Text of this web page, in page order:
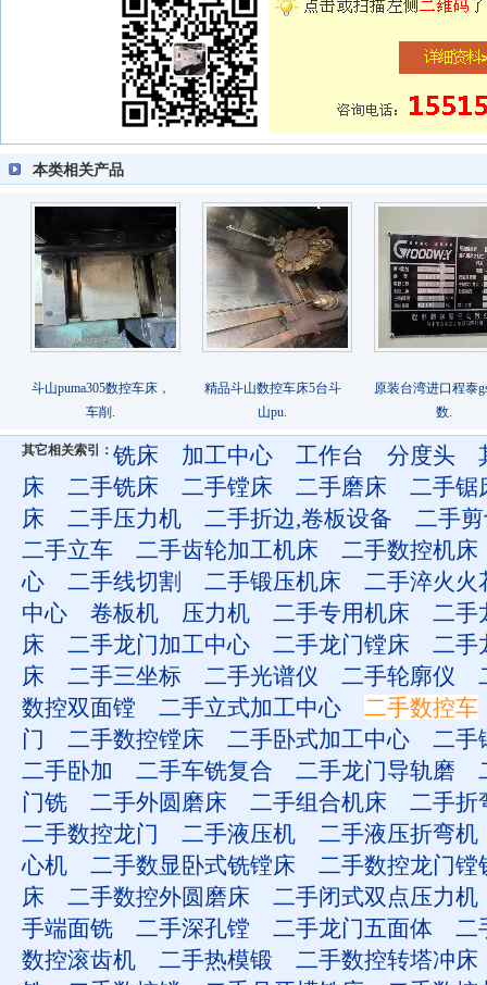
本类相关产品
斗山puma305数控车床，
车削.
精品斗山数控车床5台斗
山pu.
原装台湾进口程泰
数.
其它相关索引： 铣床 加工中心 工作台 分度头
床
二手铣床 二手镗床 二手磨床
二手锯
床
二手压力机 二手折边,卷板设备
二手
二手立车
二手齿轮加工机床
二手数控机床
心
二手线切割 二手锻压机床
二手淬火火
中心
卷板机 压力机 二手专用机床
二手
床
二手龙门加工中心 二手龙门镗床
二手
床
二手三坐标 二手光谱仪 二手轮廓仪
数控双面镗
二手立式加工中心
二手数控车
门
二手数控镗床 二手卧式加工中心
二手
二手卧加
二手车铣复合 二手龙门导轨磨
门铣
二手外圆磨床 二手组合机床
二手折
二手数控龙门
二手液压机
二手液压折弯机
心机
二手数显卧式铣镗床
二手数控龙门镗
床
二手数控外圆磨床
二手闭式双点压力机
手端面铣
二手深孔镗 二手龙门五面体
二
数控滚齿机
二手热模锻
二手数控转塔冲床